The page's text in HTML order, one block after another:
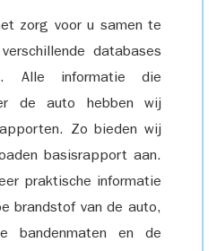
zorg voor u samen te
databases
Alle informatie die
de auto hebben wij
Zo bieden wij
basisrapport aan.
praktische informatie
brandstof van de auto,
bandenmaten en de